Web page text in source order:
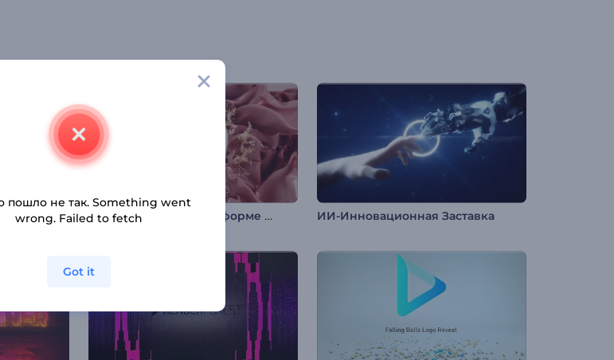
глитч Заставка: Медальон в форме сердца ИИ-Инновационная Заставка
пошло не так. Something went
wrong. Failed to fetch
Got it